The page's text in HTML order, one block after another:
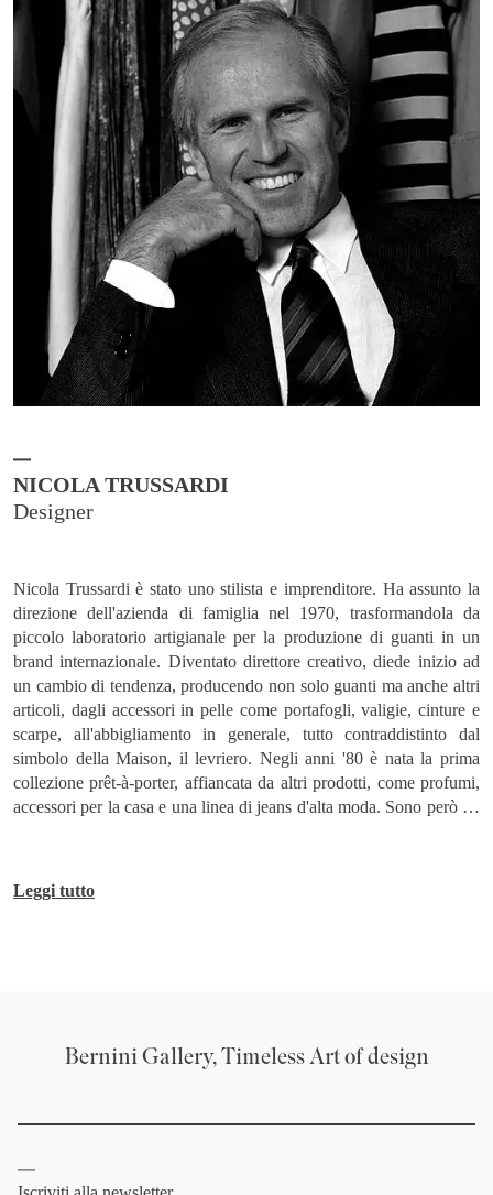
NICOLA TRUSSARDI
Nicola Trussardi è stato uno stilista e imprenditore. Ha assunto la
direzione dell'azienda di famiglia nel 1970, trasformandola da
piccolo laboratorio artigianale per la produzione di guanti in un
brand internazionale. Diventato direttore creativo, diede inizio ad
un cambio di tendenza, producendo non solo guanti ma anche altri
articoli, dagli accessori in pelle come portafogli, valigie, cinture e
scarpe, all'abbigliamento in generale, tutto contraddistinto dal
simbolo della Maison, il levriero. Negli anni '80 è nata la prima
collezione prêt-à-porter, affiancata da altri prodotti, come profumi,
accessori per la casa e una linea di jeans d'alta moda. Sono però gli
lavorò in prima persona ad alcuni progetti speciali dell'azienda
Trussardi, come per esempio il design d'interni nonché per velivoli
Leggi tutto
Bernini Gallery, Timeless Art of design